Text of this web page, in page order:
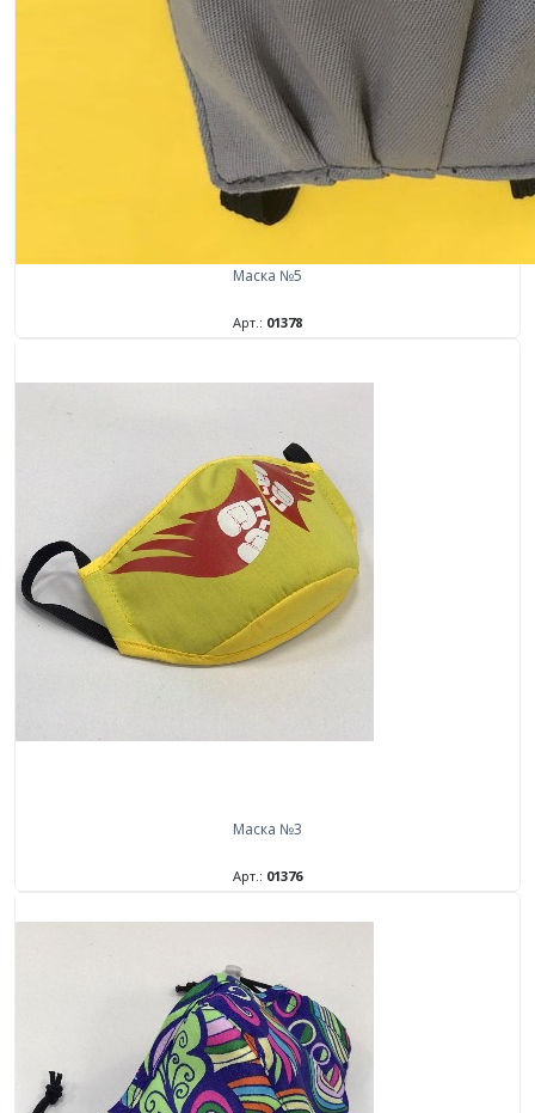
Маска №5
Арт.: 01378
Маска №3
Арт.: 01376